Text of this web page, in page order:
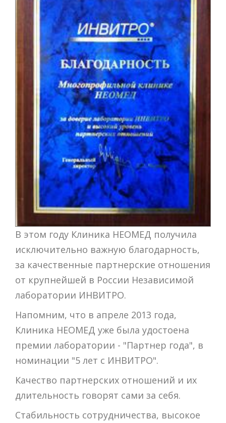
В этом году Клиника НЕОМЕД получила
исключительно важную благодарность,
за качественные партнерские отношения
от крупнейшей в России Независимой
лаборатории ИНВИТРО.
Напомним, что в апреле 2013 года,
Клиника НЕОМЕД уже была удостоена
премии лаборатории - "Партнер года", в
номинации "5 лет с ИНВИТРО".
Качество партнерских отношений и их
длительность говорят сами за себя.
Стабильность сотрудничества, высокое